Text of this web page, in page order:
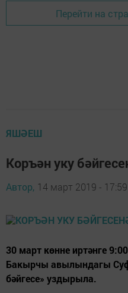
Перейти на
ЯШӘЕШ
Коръән уку
Автор, 14 март 2019 - 17:59
30 март көнне иртәнге
Бакырчы авылындагы
бәйгесе» уздырыла.